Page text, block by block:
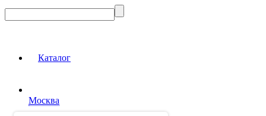
Каталог
Москва